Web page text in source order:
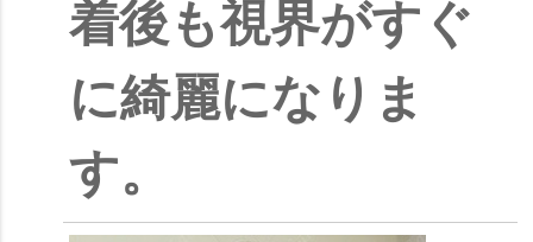
着後も視界がすぐ
に綺麗になりま
す。